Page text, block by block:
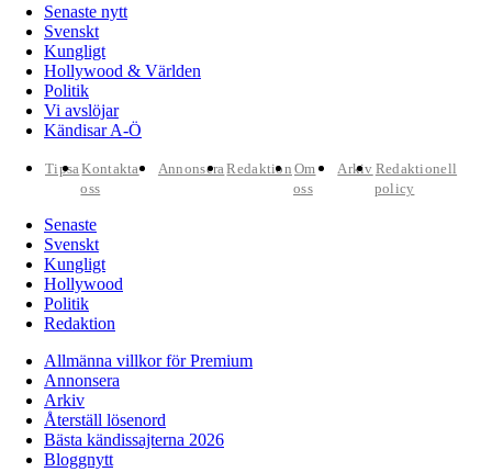
Senaste nytt
Svenskt
Kungligt
Hollywood & Världen
Politik
Vi avslöjar
Kändisar A-Ö
TipsaKontakta
oss
AnnonseraRedaktion Om
oss
Arkiv Redaktionell
policy
Senaste
Svenskt
Kungligt
Hollywood
Politik
Redaktion
Allmänna villkor för Premium
Annonsera
Arkiv
Återställ lösenord
Bästa kändissajterna 2026
Bloggnytt